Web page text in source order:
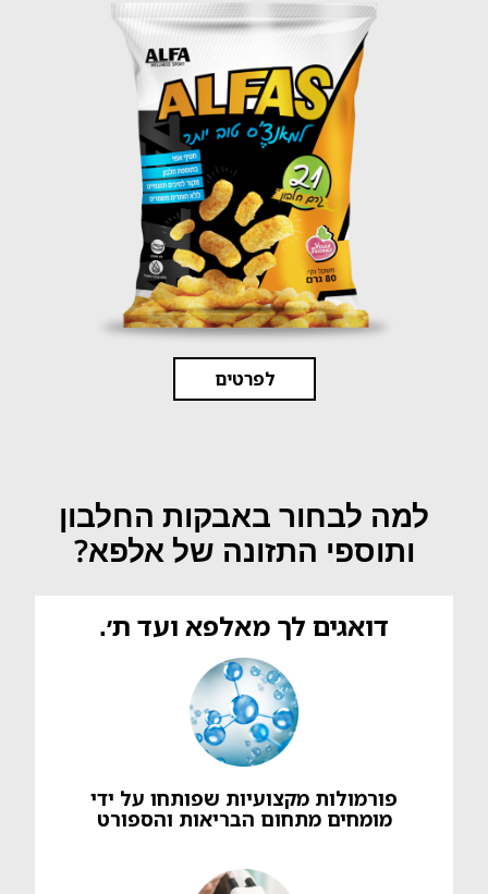
לפרטים
למה לבחור באבקות החלבון
ותוספי התזונה של אלפא?
דואגים לך מאלפא ועד ת׳.
פורמולות מקצועיות שפותחו על ידי
מומחים מתחום הבריאות והספורט